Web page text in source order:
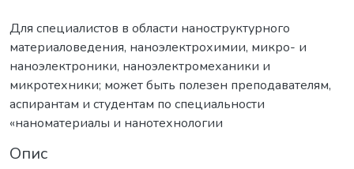
Для специалистов в области наноструктурного
материаловедения, наноэлектрохимии, микро- и
наноэлектроники, наноэлектромеханики и
микротехники; может быть полезен преподавателям,
аспирантам и студентам по специальности
«наноматериалы и нанотехнологии
Опис